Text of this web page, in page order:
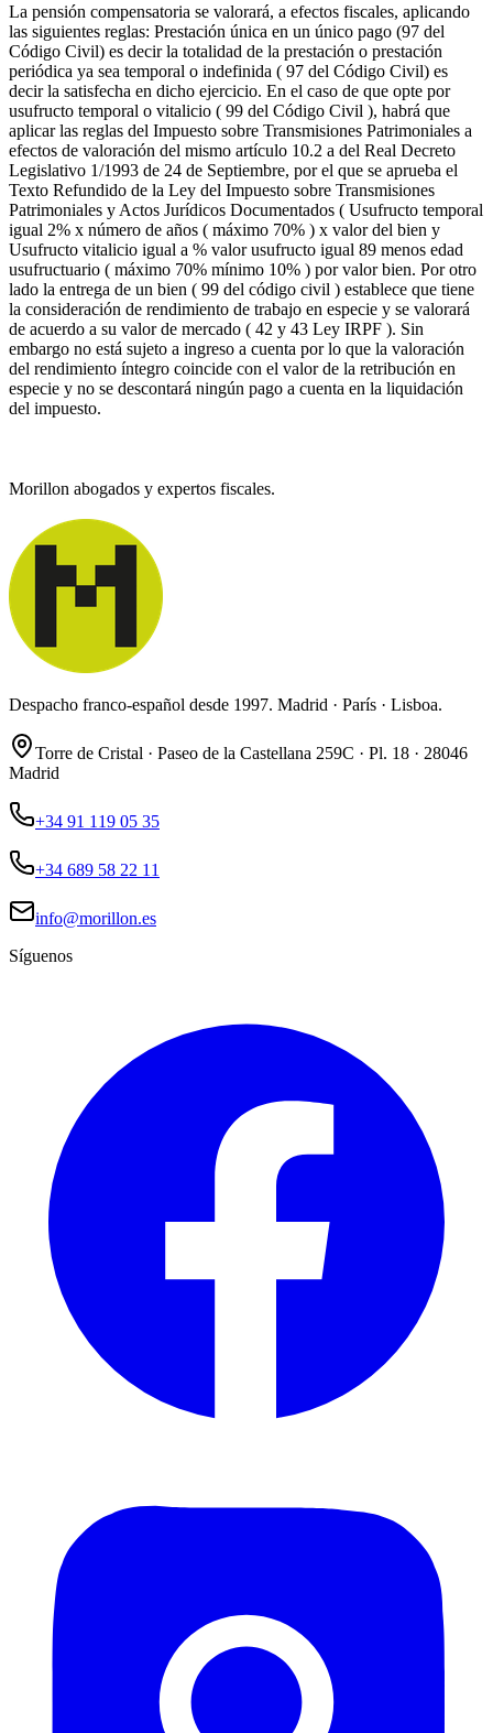
La pensión compensatoria se valorará, a efectos fiscales, aplicando
las siguientes reglas: Prestación única en un único pago (97 del
Código Civil) es decir la totalidad de la prestación o prestación
periódica ya sea temporal o indefinida ( 97 del Código Civil) es
decir la satisfecha en dicho ejercicio. En el caso de que opte por
usufructo temporal o vitalicio ( 99 del Código Civil ), habrá que
aplicar las reglas del Impuesto sobre Transmisiones Patrimoniales a
efectos de valoración del mismo artículo 10.2 a del Real Decreto
Legislativo 1/1993 de 24 de Septiembre, por el que se aprueba el
Texto Refundido de la Ley del Impuesto sobre Transmisiones
Patrimoniales y Actos Jurídicos Documentados ( Usufructo temporal
igual 2% x número de años ( máximo 70% ) x valor del bien y
Usufructo vitalicio igual a % valor usufructo igual 89 menos edad
usufructuario ( máximo 70% mínimo 10% ) por valor bien. Por otro
lado la entrega de un bien ( 99 del código civil ) establece que tiene
la consideración de rendimiento de trabajo en especie y se valorará
de acuerdo a su valor de mercado ( 42 y 43 Ley IRPF ). Sin
embargo no está sujeto a ingreso a cuenta por lo que la valoración
del rendimiento íntegro coincide con el valor de la retribución en
especie y no se descontará ningún pago a cuenta en la liquidación
del impuesto.
Morillon abogados y expertos fiscales.
Despacho franco-español desde 1997. Madrid · París · Lisboa.
Torre de Cristal · Paseo de la Castellana 259C · Pl. 18 · 28046
Madrid
+34 91 119 05 35
+34 689 58 22 11
info@morillon.es
Síguenos